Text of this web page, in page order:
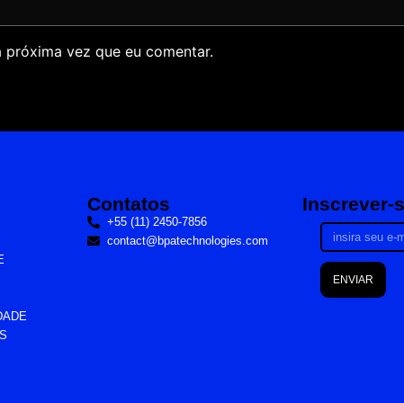
vez que eu comentar.
Contatos
+55 (11) 2450-7856
contact@bpatechnologies.com
Inscrever-
ENVIAR